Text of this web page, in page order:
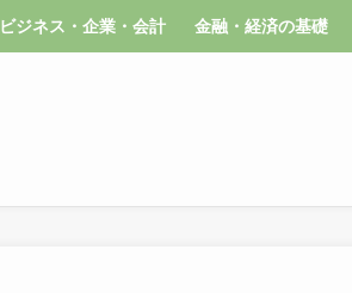
ビジネス・企業・会計 金融・経済の基礎